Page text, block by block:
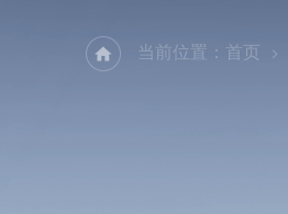
当前位置： 首页